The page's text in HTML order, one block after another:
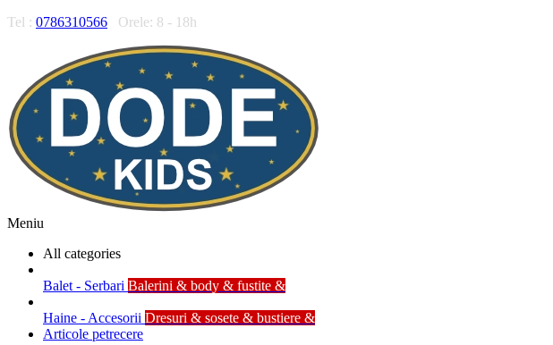
Tel : 0786310566 Orele: 8 - 18h
Meniu
All categories
Balet - Serbari Balerini & body & fustite &
Haine - Accesorii Dresuri & sosete & bustiere &
Articole petrecere